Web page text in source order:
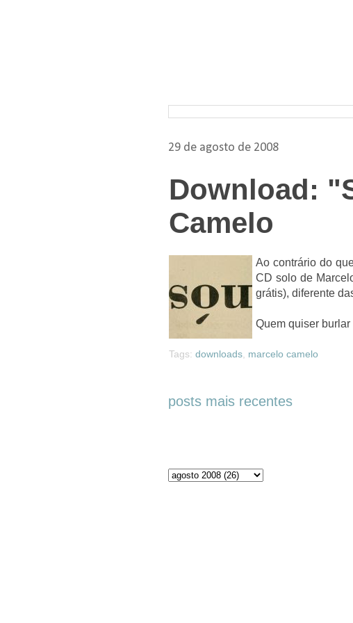
29 de agosto de 2008
Download:
Camelo
Ao contrário do
CD solo de
grátis), diferente
Quem quiser
Tags: downloads marcelo camelo
posts mais recentes